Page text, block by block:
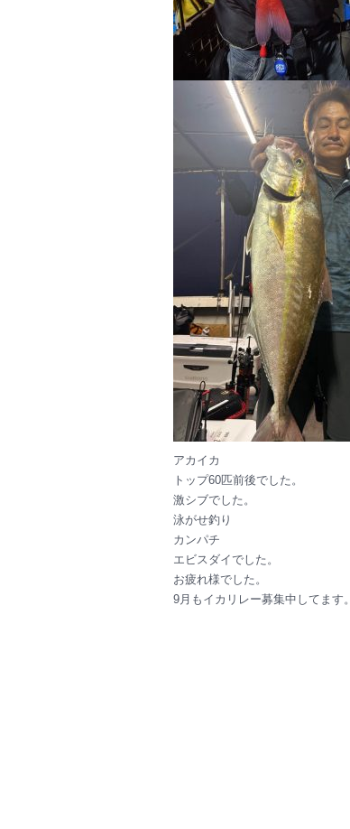
アカイカ
トップ60匹前後でした。
激シブでした。
泳がせ釣り
カンパチ
エビスダイでした。
お疲れ様でした。
9月もイカリレー募集中してます。